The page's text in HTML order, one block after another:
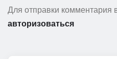
Для отправки комментария
авторизоваться